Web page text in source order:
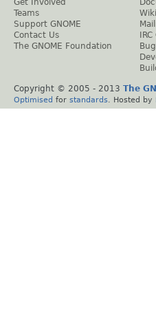
Get Involved
Teams
Support GNOME
Contact Us
The GNOME Foundation
Wiki
Copyright © 2005 - 2013 The
Optimised for standards . Hosted by